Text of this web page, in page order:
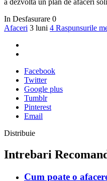
In Desfasurare 0
Afaceri 3 luni 4 Raspunsurile
Facebook
Twitter
Google plus
Tumblr
Pinterest
Email
Distribuie
Intrebari
Cum poate o